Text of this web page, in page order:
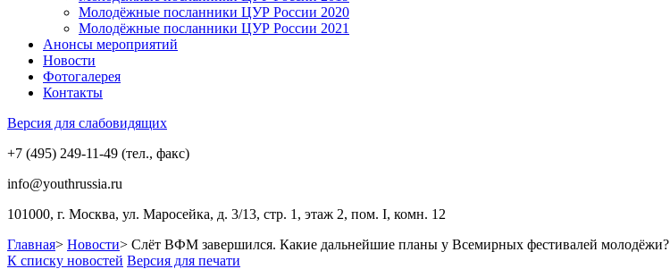
Молодёжные посланники ЦУР России 2020
Молодёжные посланники ЦУР России 2021
Анонсы мероприятий
Новости
Фотогалерея
Контакты
Версия для слабовидящих
+7 (495) 249-11-49 (тел., факс)
info@youthrussia.ru
101000, г. Москва, ул. Маросейка, д. 3/13, стр. 1, этаж 2, пом. I, комн. 12
Главная> Новости> Слёт ВФМ завершился. Какие дальнейшие планы у Всемирных фестивалей молодёжи?
К списку новостей Версия для печати